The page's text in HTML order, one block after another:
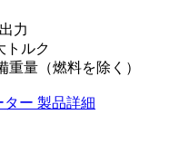
力
トルク
重量（燃料を除く）
ター 製品詳細